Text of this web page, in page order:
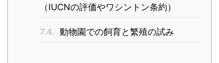
（IUCNの評価やワシントン条約）
7.4. 動物園での飼育と繁殖の試み